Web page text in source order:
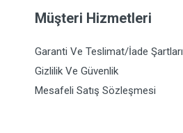
Müşteri Hizmetleri
Garanti Ve Teslimat/İade Şartları
Gizlilik Ve Güvenlik
Mesafeli Satış Sözleşmesi